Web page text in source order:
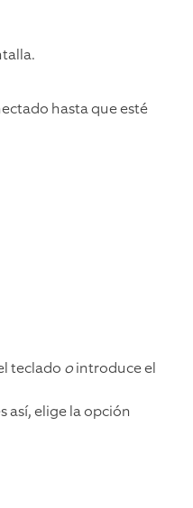
hasta que esté
teclado ointroduce el
así, elige la opción